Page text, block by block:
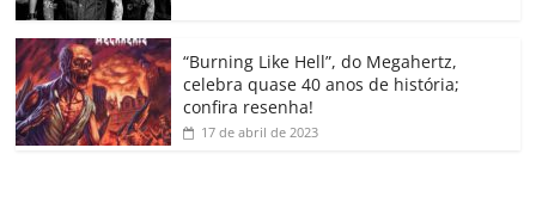
o
m
“Burning Like Hell”, do Megahertz,
celebra quase 40 anos de história;
confira resenha!
17 de abril de 2023